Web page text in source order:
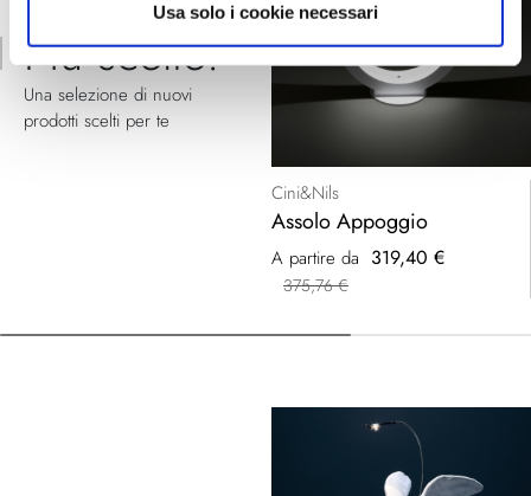
Usa solo i cookie necessari
Più scelte:
Una selezione di nuovi
prodotti scelti per te
Cini&Nils
Assolo Appoggio
A partire da 319,40 €
375,76 €